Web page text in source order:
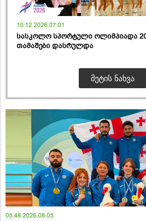
10:12 2026.07.01
სასკოლო სპორტული ოლიმპიადა
თამაშები დასრულდა
ᲛᲔᲢᲘᲡ ᲜᲐᲮᲕᲐ
05:48 2026.08.05